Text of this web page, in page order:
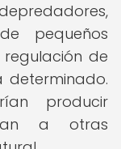
pequeños
de
determinado.
producir
a otras